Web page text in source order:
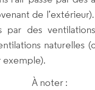
de
par des
naturelles
À noter :